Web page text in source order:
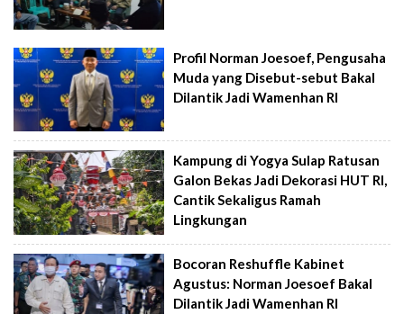
Profil Norman Joesoef, Pengusaha
Muda yang Disebut-sebut Bakal
Dilantik Jadi Wamenhan RI
Kampung di Yogya Sulap Ratusan
Galon Bekas Jadi Dekorasi HUT RI,
Cantik Sekaligus Ramah
Lingkungan
Bocoran Reshuffle Kabinet
Agustus: Norman Joesoef Bakal
Dilantik Jadi Wamenhan RI